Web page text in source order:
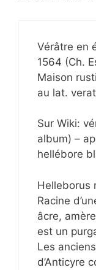
Vérâtre en
1564 (Ch.
Maison
au lat.
Sur Wiki:
album) –
hellébore
Helleborus
Racine
âcre,
est un
Les
d’Anticyre